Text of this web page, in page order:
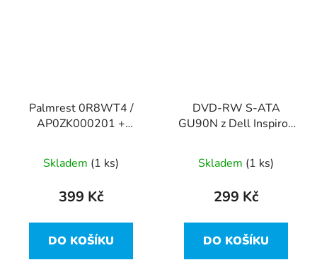
Palmrest 0R8WT4 /
AP0ZK000201 +
15-3537
Skladem (1 ks)
399 Kč
DO KOŠÍKU
DVD-RW S-ATA
GU90N z Dell Inspiron
Skladem (1 ks)
299 Kč
DO KOŠÍKU